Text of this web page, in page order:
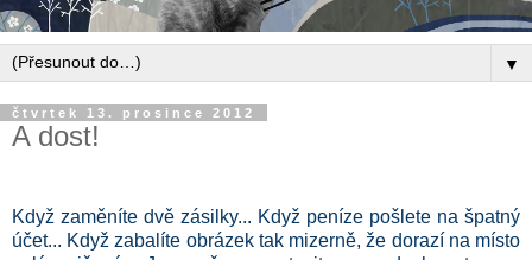
▼
čtvrtek 13. prosince 2012
A dost!
Když zaměníte dvě zásilky... Když peníze pošlete na špatný
účet... Když zabalíte obrázek tak mizerně, že dorazí na místo